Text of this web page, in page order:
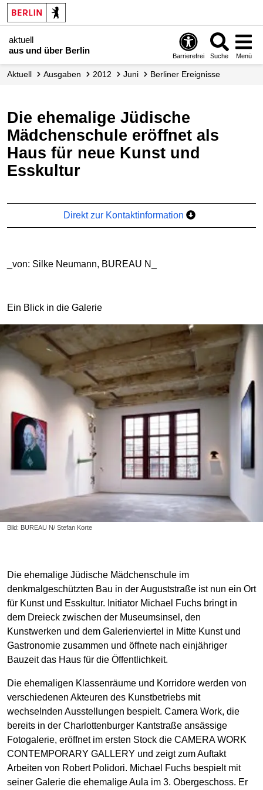
aktuell
aus und über Berlin
Barrierefrei Suche Menü
aktuell Ausgaben 2012 Juni Berliner Ereignisse
Die ehemalige Jüdische
Mädchenschule eröffnet als
Haus für neue Kunst und
Esskultur
Direkt zur Kontaktinformation
_von: Silke Neumann, BUREAU N_
Bild: BUREAU N/ Stefan Korte
Ein Blick in die Galerie
Die ehemalige Jüdische Mädchenschule im
denkmalgeschützten Bau in der Auguststraße ist nun ein Ort
für Kunst und Esskultur. Initiator Michael Fuchs bringt in
dem Dreieck zwischen der Museumsinsel, den
Kunstwerken und dem Galerienviertel in Mitte Kunst und
Gastronomie zusammen und öffnete nach einjähriger
Bauzeit das Haus für die Öffentlichkeit.
Die ehemaligen Klassenräume und Korridore werden von
verschiedenen Akteuren des Kunstbetriebs mit
wechselnden Ausstellungen bespielt. Camera Work, die
bereits in der Charlottenburger Kantstraße ansässige
Fotogalerie, eröffnet im ersten Stock die CAMERA WORK
CONTEMPORARY GALLERY und zeigt zum Auftakt
Arbeiten von Robert Polidori. Michael Fuchs bespielt mit
seiner Galerie die ehemalige Aula im 3. Obergeschoss. Er